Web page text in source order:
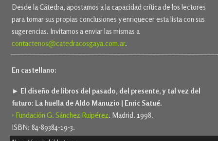
Desde la Cátedra, apostamos a la capacidad crítica de los lectores
para tomar sus propias conclusiones y enriquecer esta lista con sus
sugerencias. Invitamos a enviar las mismas a
contactenos@catedracosgaya.com.ar.
En castellano:
► El diseño de libros del pasado, del presente, y tal vez del
futuro: La huella de Aldo Manuzio | Enric Satué.
› Fundación G. Sánchez Ruipérez. Madrid. 1998.
ISBN: 84-89384-19-3.